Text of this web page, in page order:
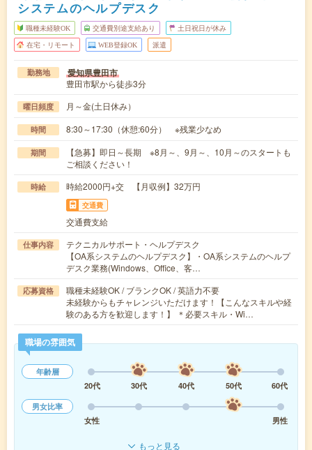
システムのヘルプデスク
職種未経験OK 交通費別途支給あり 土日祝日が休み
在宅・リモート WEB登録OK 派遣
勤務地 愛知県豊田市
豊田市駅から徒歩3分
曜日頻度 月～金(土日休み）
時間 8:30～17:30（休憩:60分） ※残業少なめ
期間
【急募】即日～長期 ※8月～、9月～、10月～のスタートも
ご相談ください！
時給 時給2000円+交 【月収例】32万円
交通費
交通費支給
仕事内容
テクニカルサポート・ヘルプデスク
【OA系システムのヘルプデスク】・OA系システムのヘルプ
デスク業務(Windows、Office、客…
応募資格
職種未経験OK / ブランクOK / 英語力不要
未経験からもチャレンジいただけます！【こんなスキルや経
験のある方を歓迎します！】 ＊必要スキル・Wi…
職場の雰囲気
年齢層
20代
30代 40代 50代
60代
男女比率
女性
男性
もっと見る